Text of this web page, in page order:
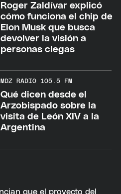
Roger Zaldívar explicó
cómo funciona el chip de
Elon Musk que busca
devolver la visión a
personas ciegas
MDZ RADIO 105.5 FM
Qué dicen desde el
Arzobispado sobre la
visita de León XIV a la
Argentina